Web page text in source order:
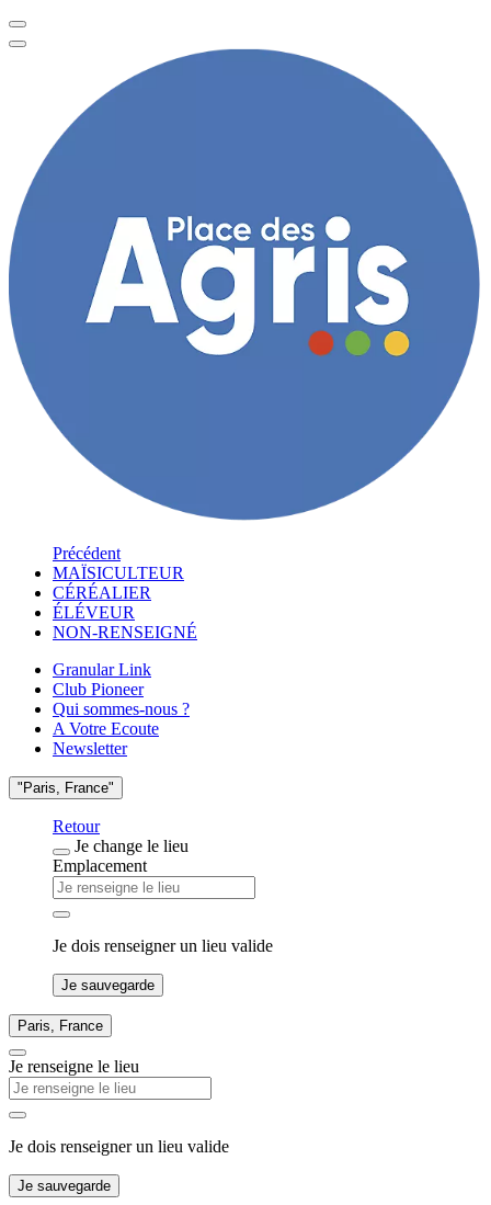
Précédent
MAÏSICULTEUR
CÉRÉALIER
ÉLÉVEUR
NON-RENSEIGNÉ
Granular Link
Club Pioneer
Qui sommes-nous ?
A Votre Ecoute
Newsletter
"Paris, France"
Retour
Je change le lieu
Emplacement
Je dois renseigner un lieu valide
Je sauvegarde
Paris, France
Je renseigne le lieu
Je dois renseigner un lieu valide
Je sauvegarde